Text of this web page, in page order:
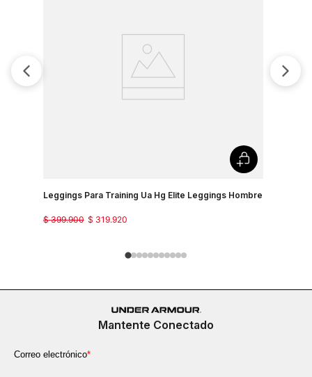
Leggings Para Training Ua Hg Elite Leggings Hombre
$ 319.920
$ 399.900
Mantente Conectado